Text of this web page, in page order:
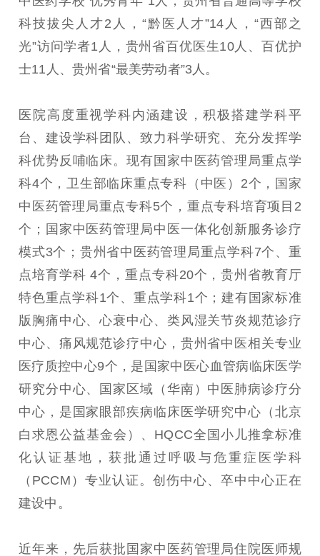
科技拔尖人才2人，“黔医人才”14人，“西部之
光”访问学者1人，贵州省百优医生10人、百优护
士11人、贵州省“最美劳动者”3人。
医院高度重视学科内涵建设，积极搭建学科平
台、建设学科团队、致力科学研究、充分发挥学
科优势反哺临床。现有国家中医药管理局重点学
科4个，卫生部临床重点专科（中医）2个，国家
中医药管理局重点专科5个，重点专科培育项目2
个；国家中医药管理局中医一体化创新服务诊疗
模式3个；贵州省中医药管理局重点学科7个、重
点培育学科 4个，重点专科20个，贵州省教育厅
特色重点学科1个、重点学科1个；建有国家标准
版胸痛中心、心衰中心、类风湿关节炎规范诊疗
中心、痛风规范诊疗中心，贵州省中医相关专业
医疗质控中心9个，是国家中医心血管病临床医学
研究分中心、国家区域（华南）中医肺病诊疗分
中心，是国家眼部疾病临床医学研究中心（北京
白求恩公益基金会）、HQCC全国小儿推拿标准
化认证基地，获批通过呼吸与危重症医学科
（PCCM）专业认证。创伤中心、卒中中心正在
建设中。
近年来，先后获批国家中医药管理局住院医师规